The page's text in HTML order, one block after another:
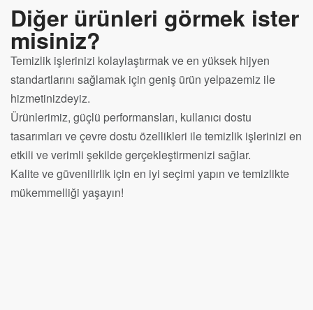
Diğer ürünleri görmek ister
misiniz?
Temizlik işlerinizi kolaylaştırmak ve en yüksek hijyen
standartlarını sağlamak için geniş ürün yelpazemiz ile
hizmetinizdeyiz.
Ürünlerimiz, güçlü performansları, kullanıcı dostu
tasarımları ve çevre dostu özellikleri ile temizlik işlerinizi en
etkili ve verimli şekilde gerçekleştirmenizi sağlar.
Kalite ve güvenilirlik için en iyi seçimi yapın ve temizlikte
mükemmelliği yaşayın!